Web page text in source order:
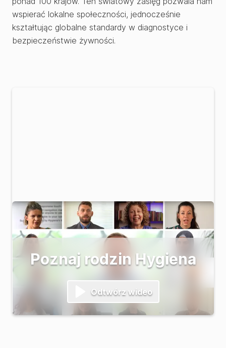
wspierać lokalne społeczności, jednocześnie
kształtując globalne standardy w diagnostyce i
bezpieczeństwie żywności.
Poznaj rodzin Hygiena
Odtwórz wideo